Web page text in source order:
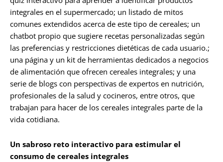
integrales en el supermercado; un listado de mitos
comunes extendidos acerca de este tipo de cereales; un
chatbot propio que sugiere recetas personalizadas según
las preferencias y restricciones dietéticas de cada usuario.;
una página y un kit de herramientas dedicados a negocios
de alimentación que ofrecen cereales integrales; y una
serie de blogs con perspectivas de expertos en nutrición,
profesionales de la salud y cocineros, entre otros, que
trabajan para hacer de los cereales integrales parte de la
vida cotidiana.
Un sabroso reto interactivo para estimular el
consumo de cereales integrales